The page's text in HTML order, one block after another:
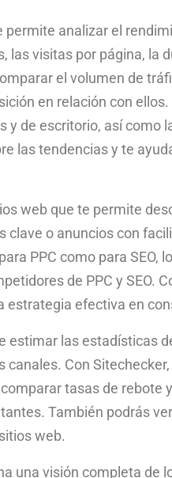
analizar el
visitas por página, la
el volumen de
en relación con
de escritorio, así como
las tendencias y te
web que te permite
o anuncios con
PPC como para SEO,
de PPC y SEO.
estrategia efectiva en
estimar las estadísticas
Con
tasas de rebote
También podrás
web.
una visión completa de